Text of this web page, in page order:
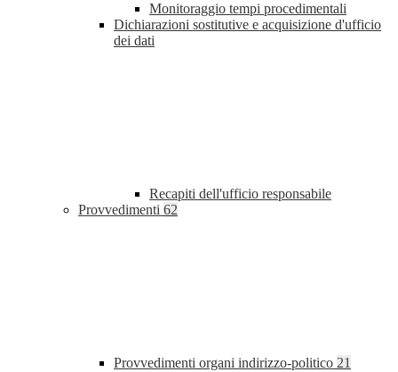
Monitoraggio tempi procedimentali
Dichiarazioni sostitutive e acquisizione d'ufficio
dei dati
Recapiti dell'ufficio responsabile
Provvedimenti 62
Provvedimenti organi indirizzo-politico 21